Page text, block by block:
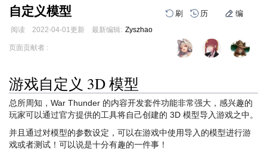
自定义模型 刷 历 编
阅读 2022-04-01更新 最新编辑: Zyszhao
跳
航
跳
索
页面贡献者 :
游戏自定义 3D 模型
总所周知，War Thunder 的内容开发套件功能非常强大，感兴趣的
玩家可以通过官方提供的工具将自己创建的 3D 模型导入游戏之中。
并且通过对模型的参数设定，可以在游戏中使用导入的模型进行游
戏或者测试！可以说是十分有趣的一件事！